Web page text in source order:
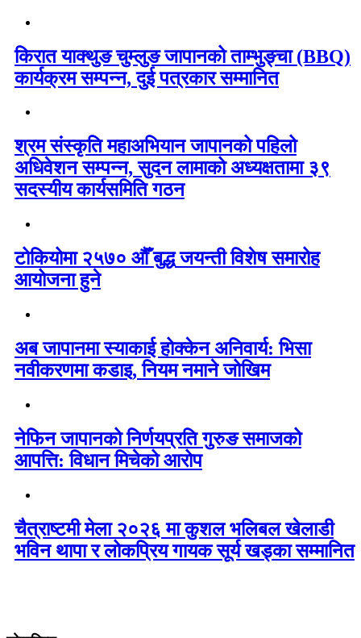
किरात याक्थुङ चुम्लुङ जापानको ताम्भुङ्चा (BBQ)
कार्यक्रम सम्पन्न, दुई पत्रकार सम्मानित
श्रम संस्कृति महाअभियान जापानको पहिलो
अधिवेशन सम्पन्न, सुदन लामाको अध्यक्षतामा ३९
सदस्यीय कार्यसमिति गठन
टोकियोमा २५७० औँ बुद्ध जयन्ती विशेष समारोह
आयोजना हुने
अब जापानमा स्याकाई होक्केन अनिवार्य: भिसा
नवीकरणमा कडाइ, नियम नमाने जोखिम
नेफिन जापानको निर्णयप्रति गुरुङ समाजको
आपत्ति: विधान मिचेको आरोप
चैत्राष्टमी मेला २०२६ मा कुशल भलिबल खेलाडी
भविन थापा र लोकप्रिय गायक सूर्य खड्का सम्मानित